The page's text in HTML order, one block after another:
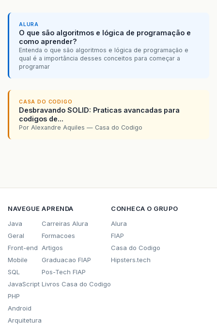
ALURA
O que são algoritmos e lógica de programação e
como aprender?
Entenda o que são algoritmos e lógica de programação e
qual é a importância desses conceitos para começar a
programar
CASA DO CODIGO
Desbravando SOLID: Praticas avancadas para
codigos de...
Por Alexandre Aquiles — Casa do Codigo
NAVEGUE
Java
Geral
Front-end
Mobile
SQL
JavaScript
PHP
Android
Arquitetura
APRENDA
Carreiras Alura
Formacoes
Artigos
Graduacao FIAP
Pos-Tech FIAP
Livros Casa do Codigo
CONHECA O GRUPO
Alura
FIAP
Casa do Codigo
Hipsters.tech